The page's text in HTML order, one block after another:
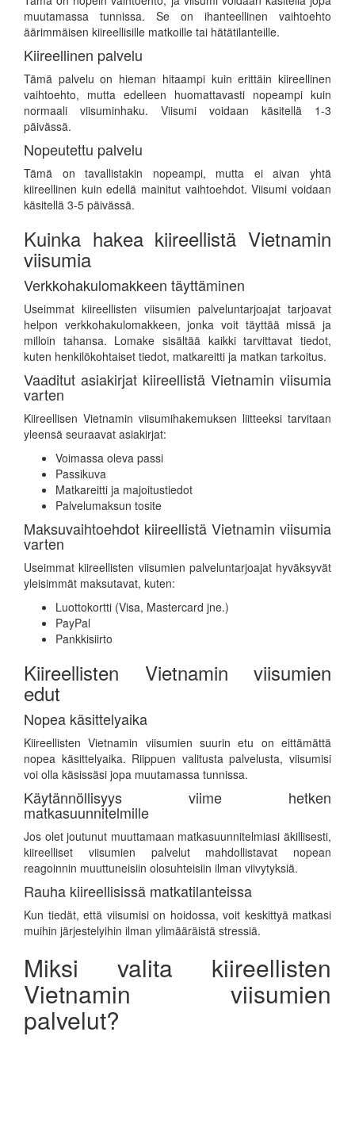
muutamassa tunnissa. Se on ihanteellinen vaihtoehto
äärimmäisen kiireellisille matkoille tai hätätilanteille.
Kiireellinen palvelu
Tämä palvelu on hieman hitaampi kuin erittäin kiireellinen
vaihtoehto, mutta edelleen huomattavasti nopeampi kuin
normaali viisuminhaku. Viisumi voidaan käsitellä 1-3
päivässä.
Nopeutettu palvelu
Tämä on tavallistakin nopeampi, mutta ei aivan yhtä
kiireellinen kuin edellä mainitut vaihtoehdot. Viisumi voidaan
käsitellä 3-5 päivässä.
Kuinka hakea kiireellistä Vietnamin
viisumia
Verkkohakulomakkeen täyttäminen
Useimmat kiireellisten viisumien palveluntarjoajat tarjoavat
helpon verkkohakulomakkeen, jonka voit täyttää missä ja
milloin tahansa. Lomake sisältää kaikki tarvittavat tiedot,
kuten henkilökohtaiset tiedot, matkareitti ja matkan tarkoitus.
Vaaditut asiakirjat kiireellistä Vietnamin viisumia
varten
Kiireellisen Vietnamin viisumihakemuksen liitteeksi tarvitaan
yleensä seuraavat asiakirjat:
Voimassa oleva passi
Passikuva
Matkareitti ja majoitustiedot
Palvelumaksun tosite
Maksuvaihtoehdot kiireellistä Vietnamin viisumia
varten
Useimmat kiireellisten viisumien palveluntarjoajat hyväksyvät
yleisimmät maksutavat, kuten:
Luottokortti (Visa, Mastercard jne.)
PayPal
Pankkisiirto
Kiireellisten Vietnamin viisumien
edut
Nopea käsittelyaika
Kiireellisten Vietnamin viisumien suurin etu on eittämättä
nopea käsittelyaika. Riippuen valitusta palvelusta, viisumisi
voi olla käsissäsi jopa muutamassa tunnissa.
Käytännöllisyys viime hetken
matkasuunnitelmille
Jos olet joutunut muuttamaan matkasuunnitelmiasi äkillisesti,
kiireelliset viisumien palvelut mahdollistavat nopean
reagoinnin muuttuneisiin olosuhteisiin ilman viivytyksiä.
Rauha kiireellisissä matkatilanteissa
Kun tiedät, että viisumisi on hoidossa, voit keskittyä matkasi
muihin järjestelyihin ilman ylimääräistä stressiä.
Miksi valita kiireellisten
Vietnamin viisumien
palvelut?